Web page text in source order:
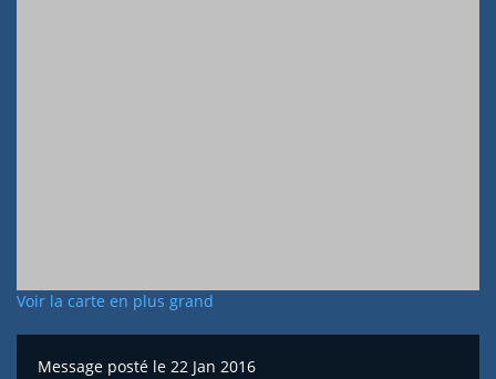
Voir la carte en plus grand
Message posté le 22 Jan 2016